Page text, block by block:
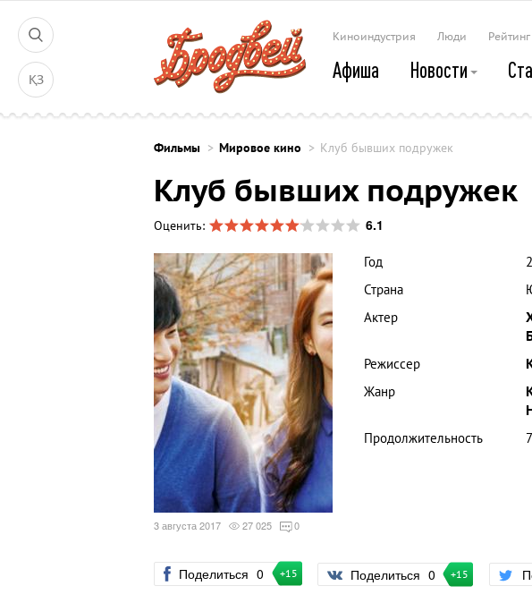
ҚЗ
Киноиндустрия Люди
Афиша Новости
Фильмы Мировое кино Клуб бывших подружек
Клуб бывших подружек
Оценить: 6.1
3 августа 2017 27 025 0
Год
Страна
Актер
Режиссер
Жанр
Продолжительность
Поделиться 0 +15 Поделиться 0 +15